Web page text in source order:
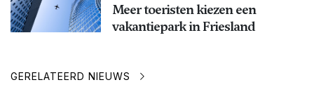
Meer toeristen kiezen een
vakantiepark in Friesland
GERELATEERD NIEUWS